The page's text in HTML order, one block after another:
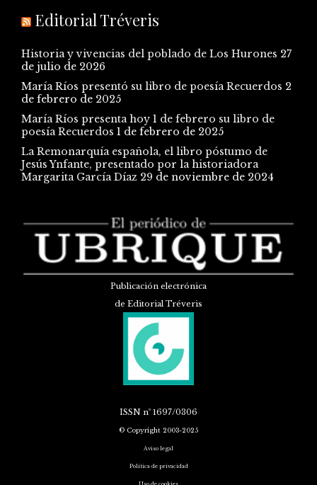
Editorial Tréveris
Historia y vivencias del poblado de Los Hurones 27
de julio de 2026
María Ríos presentó su libro de poesía Recuerdos 2
de febrero de 2025
María Ríos presenta hoy 1 de febrero su libro de
poesía Recuerdos 1 de febrero de 2025
La Remonarquía española, el libro póstumo de
Jesús Ynfante, presentado por la historiadora
Margarita García Díaz 29 de noviembre de 2024
Publicación electrónica
de Editorial Tréveris
ISSN nº 1697/0306
© Copyright 2003-2025
Aviso legal
Política de privacidad
Uso de cookies